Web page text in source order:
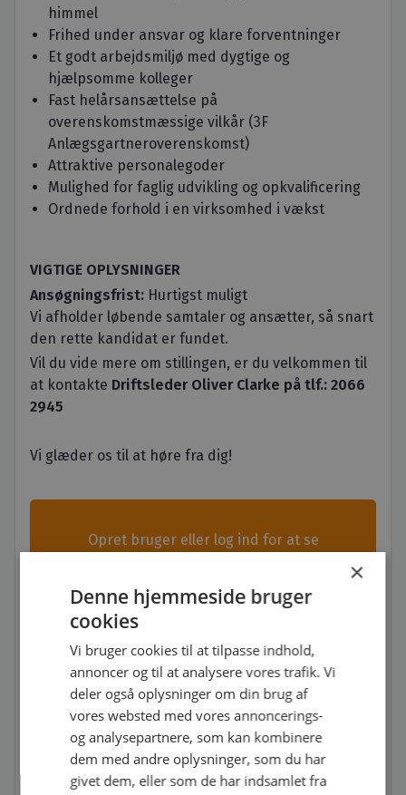
himmel
Frihed under ansvar og klare forventninger
Et godt arbejdsmiljø med dygtige og
hjælpsomme kolleger
Fast helårsansættelse på
overenskomstmæssige vilkår (3F
Anlægsgartneroverenskomst)
Attraktive personalegoder
Mulighed for faglig udvikling og opkvalificering
Ordnede forhold i en virksomhed i vækst
VIGTIGE OPLYSNINGER
Ansøgningsfrist: Hurtigst muligt
Vi afholder løbende samtaler og ansætter, så snart
den rette kandidat er fundet.
Vil du vide mere om stillingen, er du velkommen til
at kontakte Driftsleder Oliver Clarke på tlf.: 2066
2945
Vi glæder os til at høre fra dig!
Opret bruger eller log ind for at se
Opret gratis profil
Log ind
×
Denne hjemmeside bruger
cookies
Vi bruger cookies til at tilpasse indhold,
annoncer og til at analysere vores trafik. Vi
deler også oplysninger om din brug af
vores websted med vores annoncerings-
og analysepartnere, som kan kombinere
dem med andre oplysninger, som du har
givet dem, eller som de har indsamlet fra